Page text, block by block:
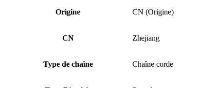
Origine CN (Origine)
CN Zhejiang
Type de chaîne Chaîne corde